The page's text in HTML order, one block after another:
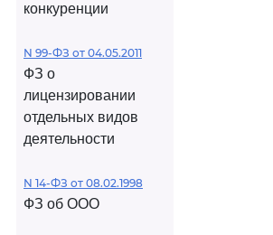
конкуренции
N 99-ФЗ от 04.05.2011
ФЗ о
лицензировании
отдельных видов
деятельности
N 14-ФЗ от 08.02.1998
ФЗ об ООО